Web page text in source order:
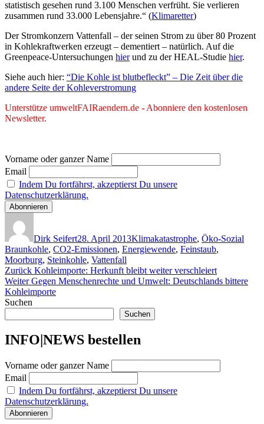
statistisch gesehen rund 3.100 Menschen verfrüht. Sie verlieren
zusammen rund 33.000 Lebensjahre.“ (Klimaretter)
Der Stromkonzern Vattenfall – der seinen Strom zu über 80 Prozent
in Kohlekraftwerken erzeugt – dementiert – natürlich. Auf die
Greenpeace-Untersuchungen hierund zu der HEAL-Studie hier.
Siehe auch hier: “Die Kohle ist blutbefleckt” – Die Zeit über die
andere Seite der Kohleverstromung
Unterstütze umweltFAIRaendern.de - Abonniere den kostenlosen
Newsletter.
Vorname oder ganzer Name
Email
Indem Du fortfährst, akzeptierst Du unsere
Datenschutzerklärung.
Dirk Seifert28. April 2013Klimakatastrophe, Öko-Sozial
Braunkohle, CO2-Emissionen, Energiewende, Feinstaub,
Moorburg, Steinkohle, Vattenfall
Beitragsnavigation
Zurück Vorheriger
Beitrag:
Kohleimporte: Herkunft bleibt weiter verschleiert
Weiter Nächster
Beitrag:
Gegen Menschenrechte und Umwelt: Deutschlands bittere
Kohleimporte
Suchen
Suchen
INFO|NEWS bestellen
Vorname oder ganzer Name
Email
Indem Du fortfährst, akzeptierst Du unsere
Datenschutzerklärung.